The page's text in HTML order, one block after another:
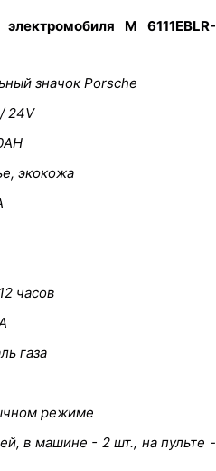
M 6111EBLR-
значок Porsche
24V
экокожа
часов
газа
режиме
в машине - 2 шт., на пульте -